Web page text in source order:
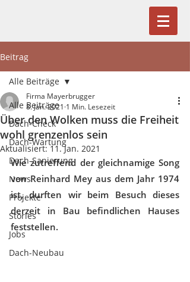
Beitrag
Alle Beiträge
Dach-Check
Dach-Wartung
Dach-Sanierung
News
Projekte
Stories
Jobs
Dach-Neubau
Alle Beiträge
Über den Wolken muss die Freiheit
wohl grenzenlos sein
Firma Mayerbrugger
8. Jan. 2021 1 Min. Lesezeit
Aktualisiert:11. Jan. 2021
Wie zutreffend der gleichnamige Song
von Reinhard Mey aus dem Jahr 1974
ist, durften wir beim Besuch dieses
derzeit in Bau befindlichen Hauses
feststellen.